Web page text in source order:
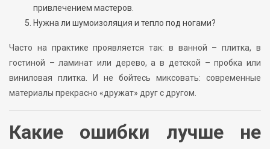
привлечением мастеров.
Нужна ли шумоизоляция и тепло под ногами?
Часто на практике проявляется так: в ванной – плитка, в
гостиной – ламинат или дерево, а в детской – пробка или
виниловая плитка. И не бойтесь миксовать: современные
материалы прекрасно «дружат» друг с другом.
Какие ошибки лучше не